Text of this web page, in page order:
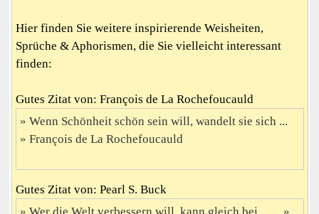
Hier finden Sie weitere inspirierende Weisheiten,
Sprüche & Aphorismen, die Sie vielleicht interessant
finden:
Gutes Zitat von: François de La Rochefoucauld
Wenn Schönheit schön sein will, wandelt sie sich ...
François de La Rochefoucauld
Gutes Zitat von: Pearl S. Buck
Wer die Welt verbessern will, kann gleich bei ...